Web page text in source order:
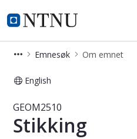
NTNU Hjemmeside
Studier
Emnesøk Om emnet
English
Emne - Stikking -
GEOM2510
Stikking